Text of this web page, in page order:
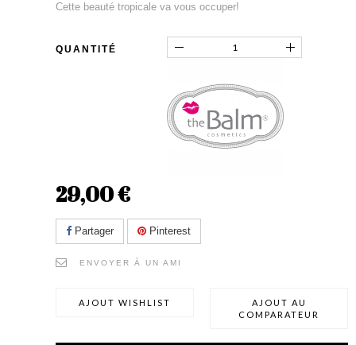
Cette beauté tropicale va vous occuper!
QUANTITÉ
29,00 €
Partager Pinterest
ENVOYER À UN AMI
AJOUT WISHLIST
AJOUT AU
COMPARATEUR